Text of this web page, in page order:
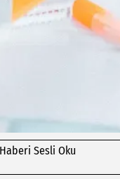
Sesli Oku